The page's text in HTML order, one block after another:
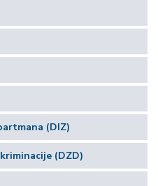
(DIZ)
(DZD)